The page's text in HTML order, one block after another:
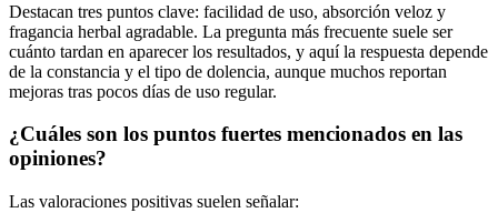
Destacan tres puntos clave: facilidad de uso, absorción veloz y
fragancia herbal agradable. La pregunta más frecuente suele ser
cuánto tardan en aparecer los resultados, y aquí la respuesta depende
de la constancia y el tipo de dolencia, aunque muchos reportan
mejoras tras pocos días de uso regular.
¿Cuáles son los puntos fuertes mencionados en las
opiniones?
Las valoraciones positivas suelen señalar: